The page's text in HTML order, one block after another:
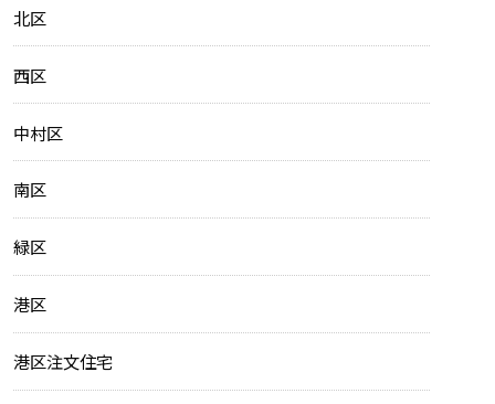
北区
西区
中村区
南区
緑区
港区
港区注文住宅